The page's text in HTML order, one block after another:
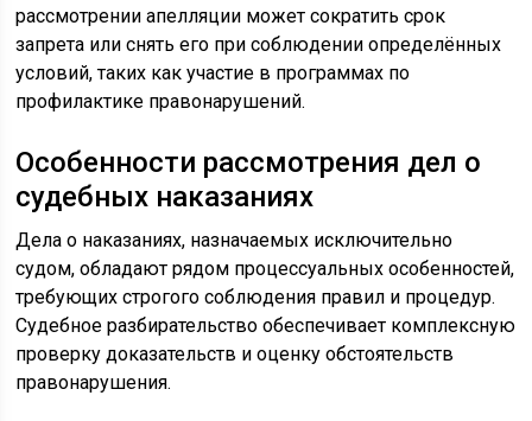
рассмотрении апелляции может сократить срок
запрета или снять его при соблюдении определённых
условий, таких как участие в программах по
профилактике правонарушений.
Особенности рассмотрения дел о
судебных наказаниях
Дела о наказаниях, назначаемых исключительно
судом, обладают рядом процессуальных особенностей,
требующих строгого соблюдения правил и процедур.
Судебное разбирательство обеспечивает комплексную
проверку доказательств и оценку обстоятельств
правонарушения.